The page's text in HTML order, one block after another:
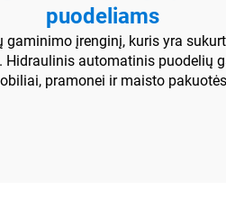
puodeliams
įrenginį, kuris yra
automatinis puodelių
pramonei ir maisto